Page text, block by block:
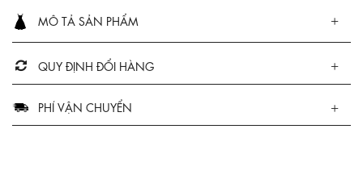
MÔ TẢ SẢN PHẨM
QUY ĐỊNH ĐỔI HÀNG
PHÍ VẬN CHUYỂN